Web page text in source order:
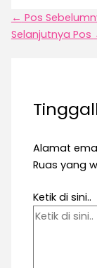
← Pos
Selanjutnya Pos
Alamat
Ruas yang
Ketik di sini..